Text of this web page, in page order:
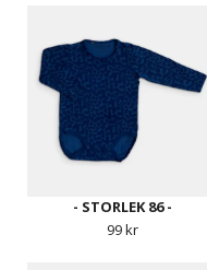
- STORLEK 86 -
99 kr